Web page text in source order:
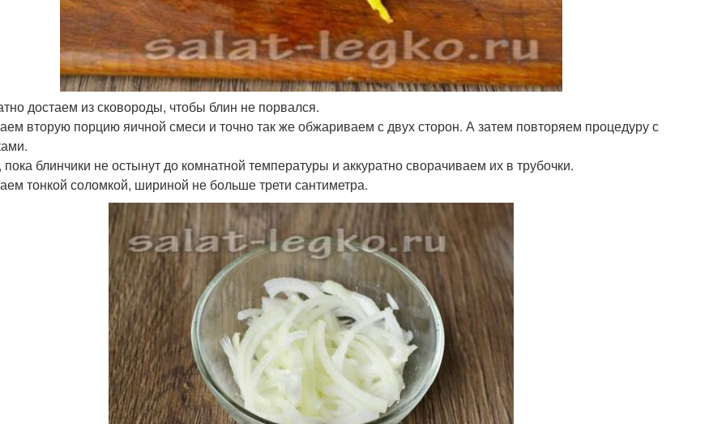
достаем из сковороды, чтобы блин не порвался.
вторую порцию яичной смеси и точно так же обжариваем с двух сторон. А затем повторяем процедуру с
блинчики не остынут до комнатной температуры и аккуратно сворачиваем их в трубочки.
тонкой соломкой, шириной не больше трети сантиметра.